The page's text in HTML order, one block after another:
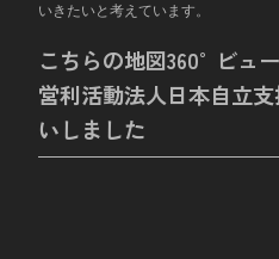
いきたいと考えています。
こちらの地図360°ビュ
営利活動法人日本自立
いしました